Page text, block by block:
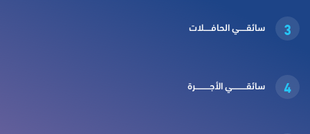
3 سائقـــــي الحافـــــلات
4 سائقــــــــــي الأجــــــــــرة